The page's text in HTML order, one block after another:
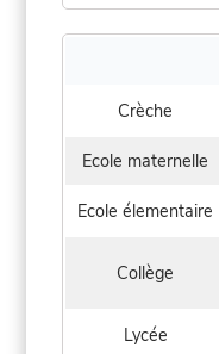
Crèche
Ecole maternelle
Ecole élementaire
Collège
Lycée